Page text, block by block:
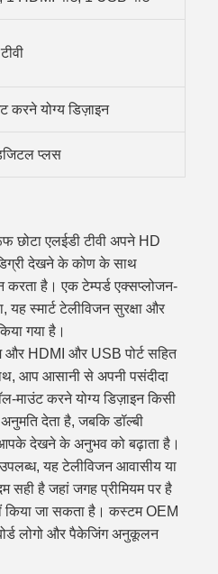
करने योग्य डिज़ाइन
प्लस
एलईडी टीवी अपने HD
देखने के कोण के साथ
करता है। एक टेम्पर्ड एक्सप्लोजन-
स्मार्ट टेलीविजन सुरक्षा और
गया है।
और HDMI और USB पोर्ट सहित
आप आसानी से अपनी पसंदीदा
माउंट करने योग्य डिज़ाइन किसी
देता है, जबकि डॉल्बी
देखने के अनुभव को बढ़ाता है।
यह टेलीविजन आवासीय या
सही है जहां जगह प्रीमियम पर है
किया जा सकता है। कस्टम OEM
लोगो और पैकेजिंग अनुकूलन